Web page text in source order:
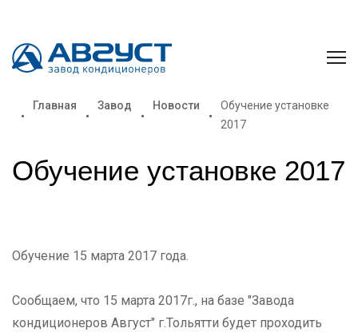
Главная Завод Новости
Обучение установке
2017
Обучение установке 2017
Обучение 15 марта 2017 года.
Сообщаем, что 15 марта 2017г., на базе "Завода
кондиционеров Август" г.Тольятти будет проходить